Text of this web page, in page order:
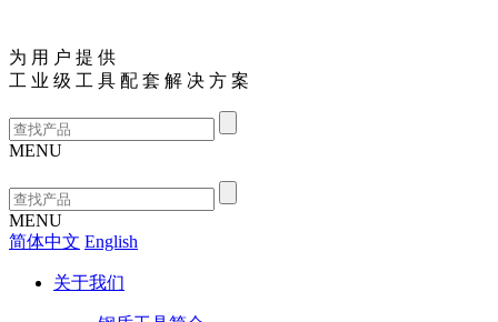
为 用 户 提 供
工 业 级 工 具 配 套 解 决 方 案
MENU
MENU
简体中文 English
关于我们